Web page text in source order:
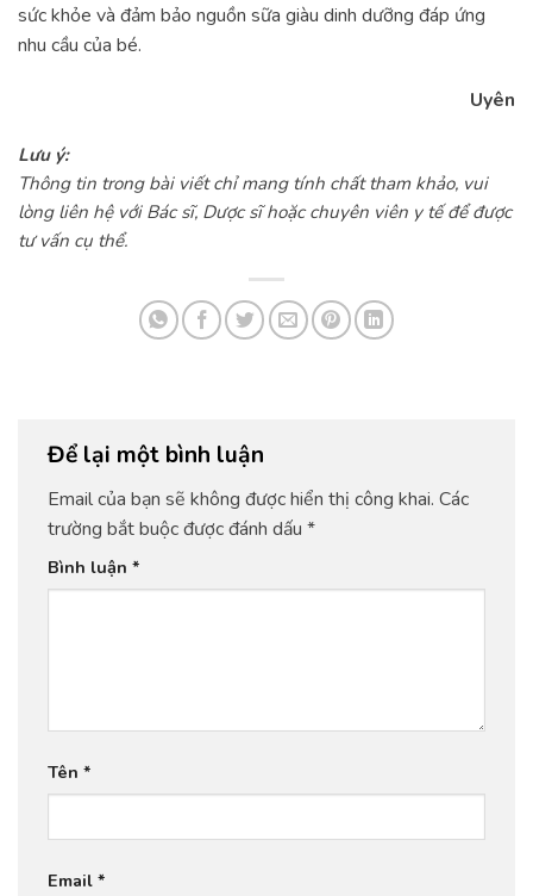
sức khỏe và đảm bảo nguồn sữa giàu dinh dưỡng đáp ứng
nhu cầu của bé.
Uyên
Lưu ý:
Thông tin trong bài viết chỉ mang tính chất tham khảo, vui
lòng liên hệ với Bác sĩ, Dược sĩ hoặc chuyên viên y tế để được
tư vấn cụ thể.
Để lại một bình luận
Email của bạn sẽ không được hiển thị công khai. Các
trường bắt buộc được đánh dấu *
Bình luận *
Tên *
Email *